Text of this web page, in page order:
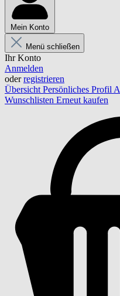
Mein Konto
Menü schließen
Ihr Konto
Anmelden
oderregistrieren
Übersicht Persönliches Profil
Wunschlisten Erneut kaufen